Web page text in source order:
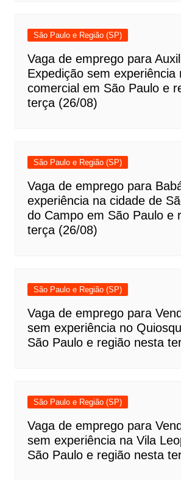
São Paulo e Região (SP)
Vaga de emprego para
Expedição sem experiência
comercial em São Paulo e
terça (26/08)
São Paulo e Região (SP)
Vaga de emprego para
experiência na cidade de
do Campo em São Paulo e
terça (26/08)
São Paulo e Região (SP)
Vaga de emprego para
sem experiência no
São Paulo e região nesta
São Paulo e Região (SP)
Vaga de emprego para
sem experiência na Vila
São Paulo e região nesta